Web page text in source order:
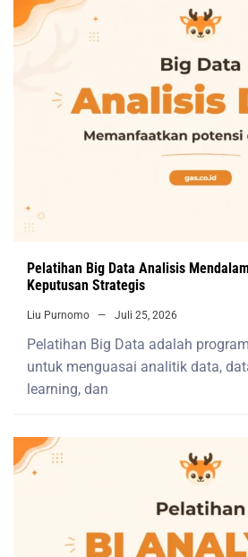
Pelatihan Big Data Analisis
Keputusan Strategis
Liu Purnomo Juli 25, 2026
Pelatihan Big Data adalah
untuk menguasai analitik data,
learning, dan